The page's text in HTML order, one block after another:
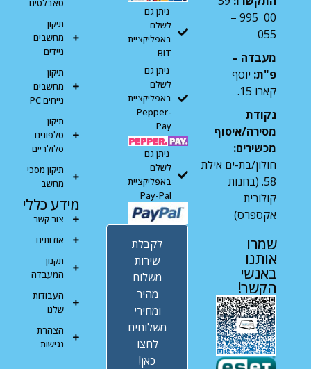
00 995 –
055
מעבדה –
פ"ת: יוסף
קארו 15.
נקודת
מסירה/איסוף
מכשירים:
חולון/בת-ים אילת
58. (בחנות
קולורית
אקספרס)
שמרו
אותנו
באנשי
הקשר!
ניתן גם
לשלם
באפליקציית
BIT
ניתן גם
לשלם
באפליקציית
Pepper-
Pay
ניתן גם
לשלם
באפליקציית
Pay-Pal
לקבלת
שירות
משלוח
מהיר
ומחירי
משלוחים
לחצו
כאן!
טאבלטים
תיקון
מחשבים
ניידים
תיקון
מחשבים
נייחים PC
תיקון
טלפונים
סלולריים
תיקון מסכי
מחשב
מידע כללי
צור קשר
אודותינו
תקנון
המעבדה
העבודות
שלנו
הצהרת
נגישות